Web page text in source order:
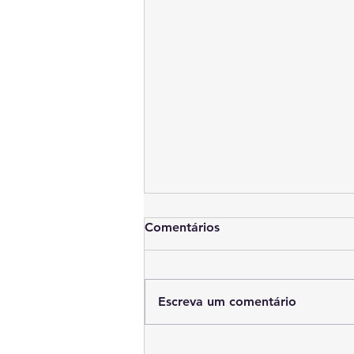
Comentários
Escreva um comentário